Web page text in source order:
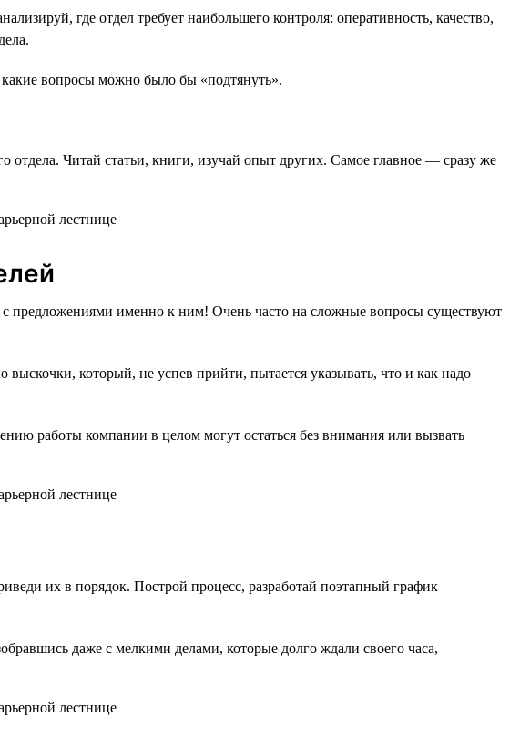
где отдел требует наибольшего контроля: оперативность, качество,
вопросы можно было бы «подтянуть».
отдела. Читай статьи, книги, изучай опыт других. Самое главное — сразу же
с предложениями именно к ним! Очень часто на сложные вопросы существуют
который, не успев прийти, пытается указывать, что и как надо
работы компании в целом могут остаться без внимания или вызвать
их в порядок. Построй процесс, разработай поэтапный график
даже с мелкими делами, которые долго ждали своего часа,